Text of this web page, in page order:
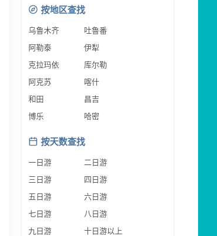
按地区查找
乌鲁木齐
吐鲁番
阿勒泰
伊犁
克拉玛依
库尔勒
阿克苏
喀什
和田
昌吉
博乐
哈密
按天数查找
一日游
二日游
三日游
四日游
五日游
六日游
七日游
八日游
九日游
十日游以上